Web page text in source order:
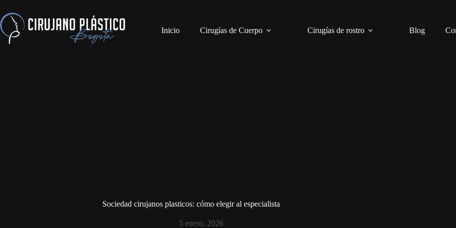
Inicio Cirugías de Cuerpo Cirugías de rostro Blog
Sociedad cirujanos plasticos: cómo elegir al especialista
5 enero, 2026